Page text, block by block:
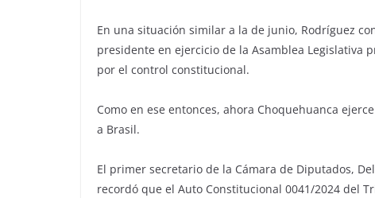
En una situación similar a la de junio, Rodríguez
presidente en ejercicio de la Asamblea Legislativa
por el control constitucional.
Como en ese entonces, ahora Choquehuanca
a Brasil.
El primer secretario de la Cámara de Diputados,
recordó que el Auto Constitucional 0041/2024 del